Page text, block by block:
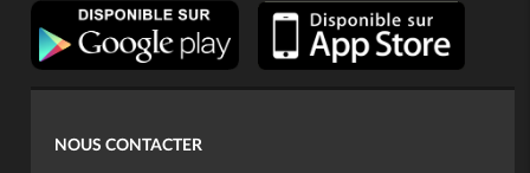
NOUS CONTACTER